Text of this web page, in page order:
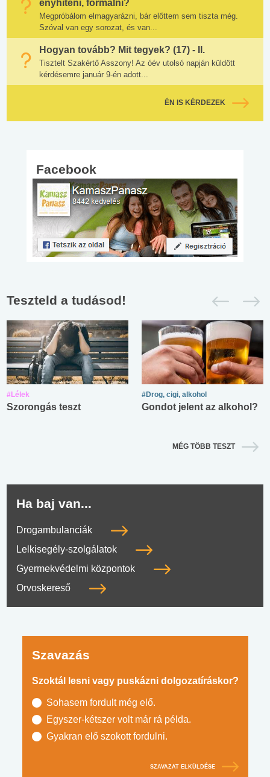
enyhíteni, formálni?
Megpróbálom elmagyarázni, bár előttem sem tiszta még.
Szóval van egy sorozat, és van...
Hogyan tovább? Mit tegyek? (17) - II.
Tisztelt Szakértő Asszony! Az óév utolsó napján küldött
kérdésemre január 9-én adott...
ÉN IS KÉRDEZEK
Facebook
Teszteld a tudásod!
#Lélek
Szorongás teszt
#Drog, cigi, alkohol
Gondot jelent az alkohol?
MÉG TÖBB TESZT
Ha baj van...
Drogambulanciák
Lelkisegély-szolgálatok
Gyermekvédelmi központok
Orvoskereső
Szavazás
Szoktál lesni vagy puskázni dolgozatíráskor?
Sohasem fordult még elő.
Egyszer-kétszer volt már rá példa.
Gyakran elő szokott fordulni.
SZAVAZAT ELKÜLDÉSE